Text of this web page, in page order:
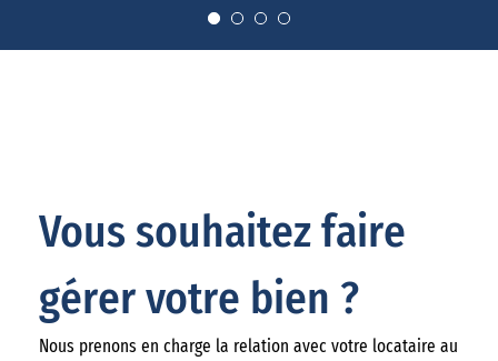
Vous souhaitez faire
gérer votre bien ?
Nous prenons en charge la relation avec votre locataire au